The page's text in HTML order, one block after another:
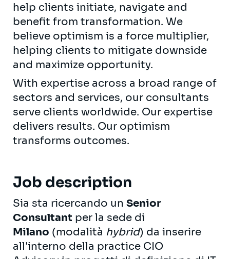
help clients initiate, navigate and
benefit from transformation. We
believe optimism is a force multiplier,
helping clients to mitigate downside
and maximize opportunity.
With expertise across a broad range of
sectors and services, our consultants
serve clients worldwide. Our expertise
delivers results. Our optimism
transforms outcomes.
Job description
Sia sta ricercando un Senior
Consultant per la sede di
Milano (modalità hybrid) da inserire
all'interno della practice CIO